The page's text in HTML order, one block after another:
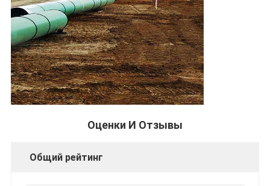
Оценки И Отзывы
Общий рейтинг